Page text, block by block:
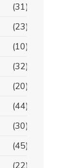
(31)
(23)
(10)
(32)
(20)
(44)
(30)
(45)
(22)